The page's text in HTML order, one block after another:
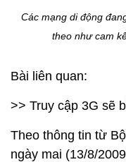
Các mạng di động
theo như cam
Bài liên quan:
>> Truy cập 3G sẽ
Theo thông tin từ
ngày mai (13/8/